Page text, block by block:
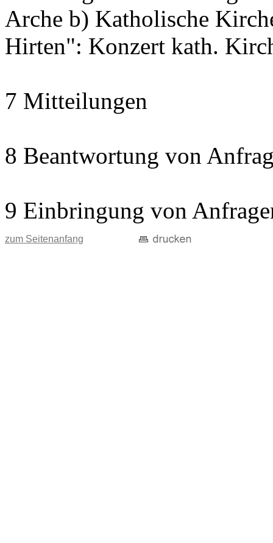
Arche b) Katholische
Hirten": Konzert kath.
7 Mitteilungen
8 Beantwortung von
9 Einbringung von
zum Seitenanfang